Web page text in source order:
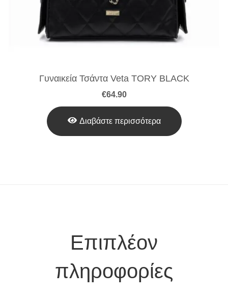
Γυναικεία Τσάντα Veta TORY BLACK
€64.90
Διαβάστε περισσότερα
Επιπλέον
πληροφορίες